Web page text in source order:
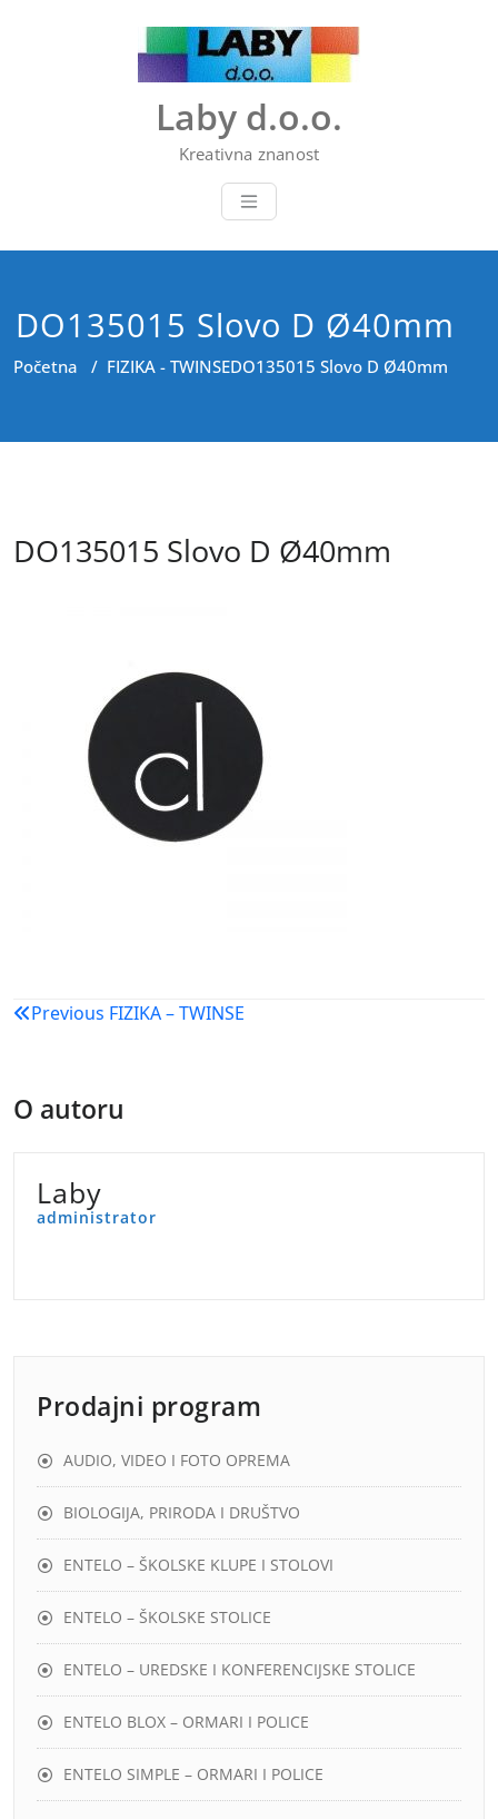
Laby d.o.o.
Kreativna znanost
DO135015 Slovo D Ø40mm
Početna / FIZIKA - TWINSEDO135015 Slovo D Ø40mm
DO135015 Slovo D Ø40mm
Navigacija
Previous FIZIKA – TWINSE
O autoru
Laby
administrator
Prodajni program
AUDIO, VIDEO I FOTO OPREMA
BIOLOGIJA, PRIRODA I DRUŠTVO
ENTELO – ŠKOLSKE KLUPE I STOLOVI
ENTELO – ŠKOLSKE STOLICE
ENTELO – UREDSKE I KONFERENCIJSKE STOLICE
ENTELO BLOX – ORMARI I POLICE
ENTELO SIMPLE – ORMARI I POLICE